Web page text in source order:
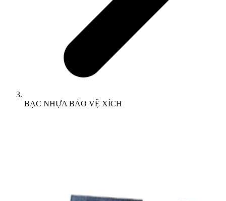
BẠC NHỰA BẢO VỆ XÍCH